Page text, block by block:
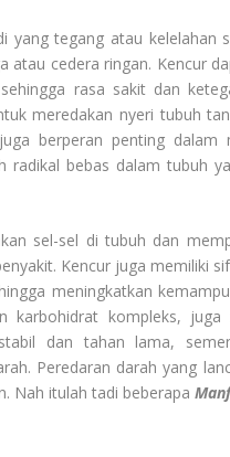
yang tegang atau kelelahan
atau cedera ringan. Kencur
rasa sakit dan
meredakan nyeri tubuh
berperan penting dalam
radikal bebas dalam tubuh
sel-sel di tubuh dan
Kencur juga memiliki
meningkatkan
karbohidrat kompleks,
dan tahan lama,
Peredaran darah yang
Nah itulah tadi beberapa